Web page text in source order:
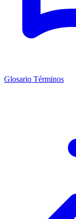
Glosario Términos